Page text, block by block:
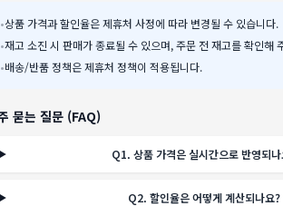
•상품 가격과 할인율은 제휴처 사정에 따라 변경될 수 있습니다.
•재고 소진 시 판매가 종료될 수 있으며, 주문 전 재고를 확인해
•배송/반품 정책은 제휴처 정책이 적용됩니다.
묻는 질문 (FAQ)
Q1.상품 가격은 실시간으로 반영되
Q2.할인율은 어떻게 계산되나요?